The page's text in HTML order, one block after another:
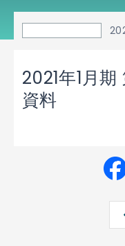
2021年1月
資料
ebo